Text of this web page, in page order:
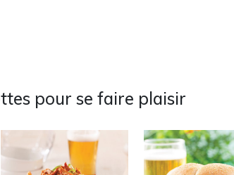
pour se faire plaisir